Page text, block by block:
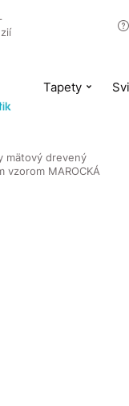
Tapety
mätový drevený
vzorom MAROCKÁ